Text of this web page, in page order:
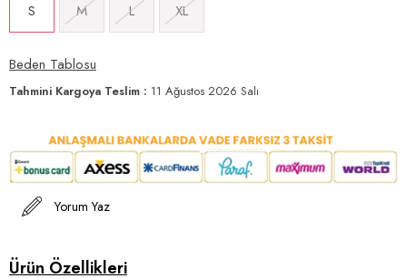
S M L XL
Beden Tablosu
Tahmini Kargoya Teslim : 11 Ağustos 2026 Salı
Yorum Yaz